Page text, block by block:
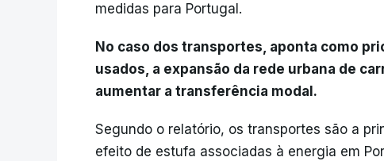
medidas para Portugal.
No caso dos transportes, aponta como
usados, a expansão da rede urbana de
aumentar a transferência modal.
Segundo o relatório, os transportes são a
efeito de estufa associadas à energia em